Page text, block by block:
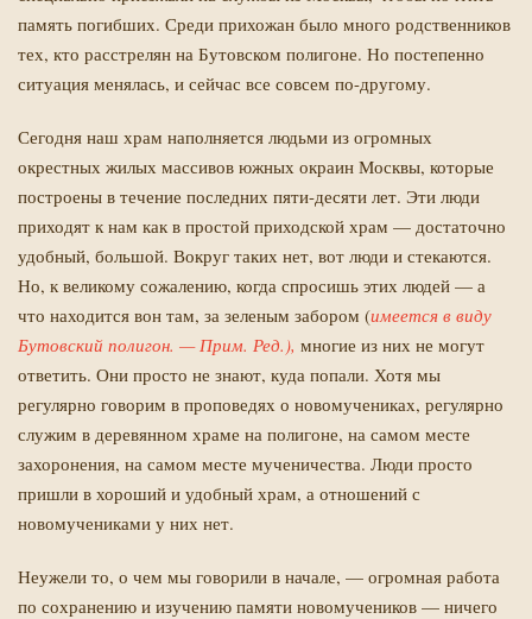
память погибших. Среди прихожан было много родственников
тех, кто расстрелян на Бутовском полигоне. Но постепенно
ситуация менялась, и сейчас все совсем по-другому.
Сегодня наш храм наполняется людьми из огромных
окрестных жилых массивов южных окраин Москвы, которые
построены в течение последних пяти-десяти лет. Эти люди
приходят к нам как в простой приходской храм — достаточно
удобный, большой. Вокруг таких нет, вот люди и стекаются.
Но, к великому сожалению, когда спросишь этих людей — а
что находится вон там, за зеленым забором (имеется в виду
Бутовский полигон. — Прим. Ред.), многие из них не могут
ответить. Они просто не знают, куда попали. Хотя мы
регулярно говорим в проповедях о новомучениках, регулярно
служим в деревянном храме на полигоне, на самом месте
захоронения, на самом месте мученичества. Люди просто
пришли в хороший и удобный храм, а отношений с
новомучениками у них нет.
Неужели то, о чем мы говорили в начале, — огромная работа
по сохранению и изучению памяти новомучеников — ничего